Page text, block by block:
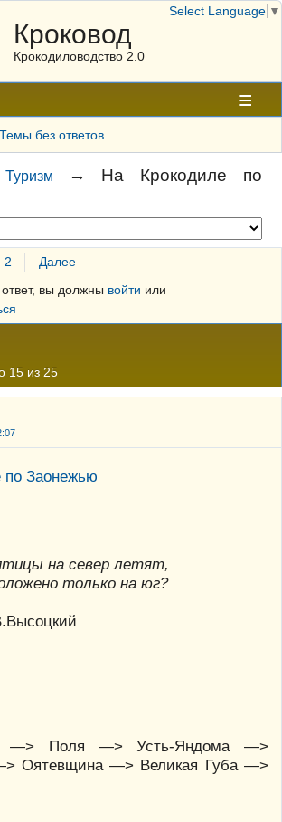
Кроковод
Крокодиловодство 2.0
Темы без ответов
Туризм → На Крокодиле по
2
Далее
вы должны войти или
15 из 25
на север летят,
только на юг?
—> Поля —> Усть-Яндома —>
Оятевщина —> Великая Губа —>
Select Language ▼